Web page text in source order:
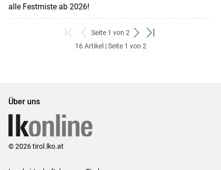
alle Festmiste ab 2026!
zum
ersten
zurück
zum
Seite 1 von 2
weiter
zum
zum
16 Artikel | Seite 1 von 2
Über uns
© 2026 tirol.lko.at